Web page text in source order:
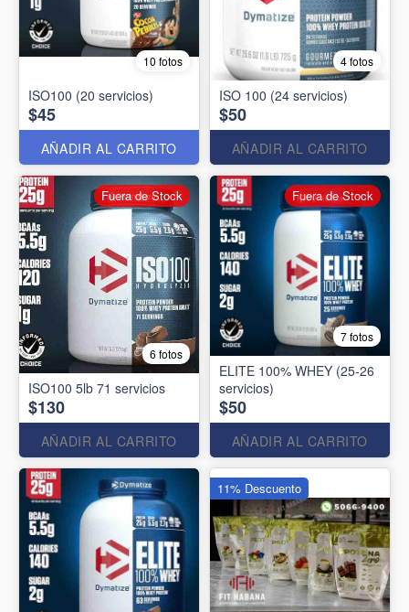
10 fotos
ISO100 (20 servicios)
$45
AÑADIR AL CARRITO
4 fotos
ISO 100 (24 servicios)
$50
AÑADIR AL CARRITO
6 fotos
ISO100 5lb 71 servicios
$130
AÑADIR AL CARRITO
Fuera de Stock
7 fotos
ELITE 100% WHEY (25-26
servicios)
$50
AÑADIR AL CARRITO
Fuera de Stock
11% Descuento